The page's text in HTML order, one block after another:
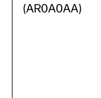
(AR0A0AA)